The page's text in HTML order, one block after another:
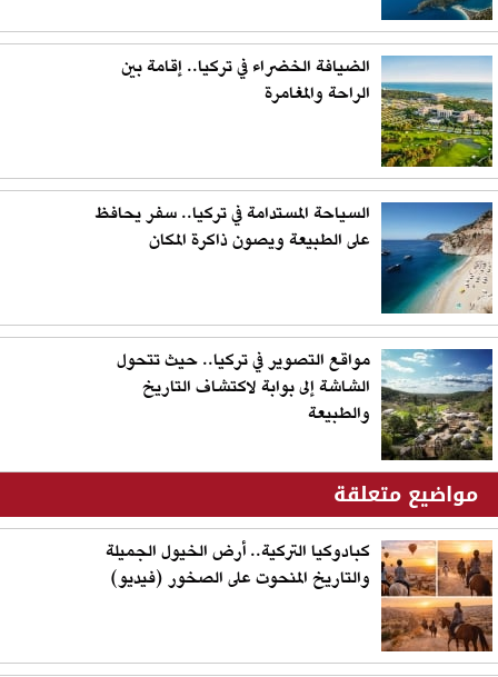
الضيافة الخضراء في تركيا.. إقامة بين
الراحة والمغامرة
السياحة المستدامة في تركيا.. سفر يحافظ
على الطبيعة ويصون ذاكرة المكان
مواقع التصوير في تركيا.. حيث تتحول
الشاشة إلى بوابة لاكتشاف التاريخ
والطبيعة
مواضيع متعلقة
كبادوكيا التركية.. أرض الخيول الجميلة
والتاريخ المنحوت على الصخور (فيديو)